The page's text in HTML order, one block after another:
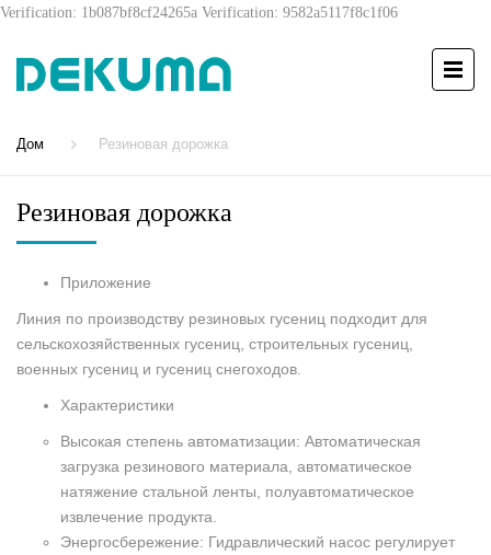
Verification: 1b087bf8cf24265a Verification: 9582a5117f8c1f06
Дом Резиновая дорожка
Резиновая дорожка
Приложение
Линия по производству резиновых гусениц подходит для
сельскохозяйственных гусениц, строительных гусениц,
военных гусениц и гусениц снегоходов.
Характеристики
Высокая степень автоматизации: Автоматическая
загрузка резинового материала, автоматическое
натяжение стальной ленты, полуавтоматическое
извлечение продукта.
Энергосбережение: Гидравлический насос регулирует